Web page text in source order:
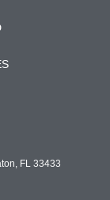
FL 33433